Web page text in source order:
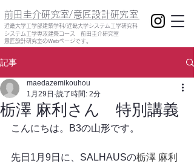
前田圭介研究室/意匠設計研究室
​近畿大学工学部建築学科/近畿大学システム工学研究科
システム工学専攻建築コース 前田圭介研究室
意匠設計研究室のWebページです。
記事
栃澤 麻利さん 特別講義
maedazemikouhou
1月29日 読了時間: 2分
こんにちは。B3の山形です。
先日1月9日に、SALHAUSの栃澤 麻利